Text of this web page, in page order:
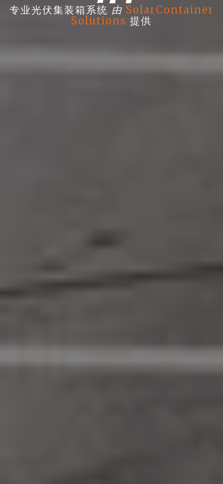
专业光伏集装箱系统 由 SolarContainer
Solutions 提供